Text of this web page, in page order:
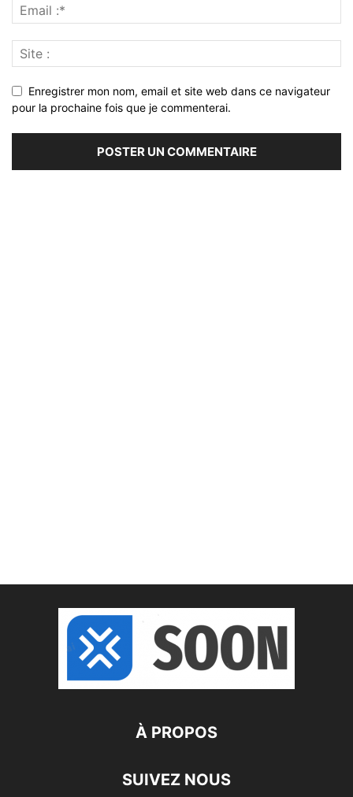
Enregistrer mon nom, email et site web dans ce navigateur
pour la prochaine fois que je commenterai.
À PROPOS
SUIVEZ NOUS